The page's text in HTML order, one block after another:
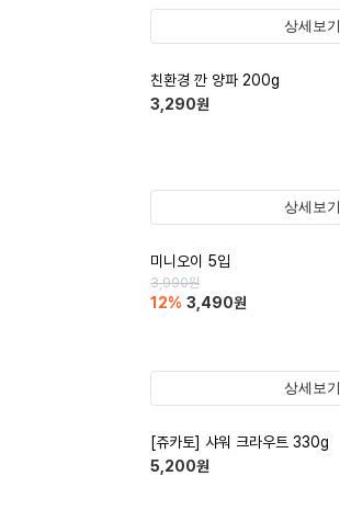
상세보기
친환경 깐 양파 200g
3,290원
상세보기
미니오이 5입
3,990원
12% 3,490원
상세보기
[쥬카토] 샤워 크라우트 330g
5,200원